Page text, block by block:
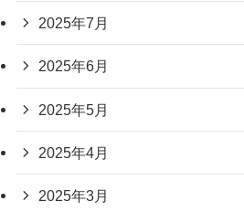
2025年7月
2025年6月
2025年5月
2025年4月
2025年3月